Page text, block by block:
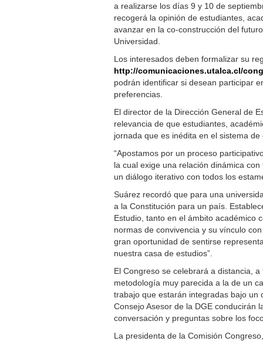
a realizarse los días 9 y 10 de
recogerá la opinión de estudiantes,
avanzar en la co-construcción del
Universidad.
Los interesados deben formalizar su
http://comunicaciones.utalca.cl/
podrán identificar si desean participar
preferencias.
El director de la Dirección General de
relevancia de que estudiantes,
jornada que es inédita en el sistema
“Apostamos por un proceso
la cual exige una relación dinámica
un diálogo iterativo con todos los
Suárez recordó que para una
a la Constitución para un país.
Estudio, tanto en el ámbito académico
normas de convivencia y su vínculo
gran oportunidad de sentirse
nuestra casa de estudios”.
El Congreso se celebrará a distancia,
metodología muy parecida a la de un
trabajo que estarán integradas bajo un
Consejo Asesor de la DGE conducirán
conversación y preguntas sobre los
La presidenta de la Comisión